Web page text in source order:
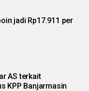
jadi Rp17.911 per
AS terkait
KPP Banjarmasin